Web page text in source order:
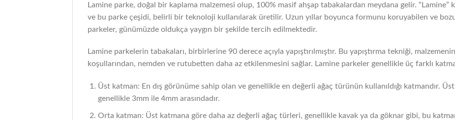
Lamine parke, doğal bir kaplama malzemesi olup, 100% masif ahşap tabakalardan meydana gelir. “Lamine”
ve bu parke çeşidi, belirli bir teknoloji kullanılarak üretilir. Uzun yıllar boyunca formunu koruyabilen ve
parkeler, günümüzde oldukça yaygın bir şekilde tercih edilmektedir.
Lamine parkelerin tabakaları, birbirlerine 90 derece açıyla yapıştırılmıştır. Bu yapıştırma tekniği, malzemenin
koşullarından, nemden ve rutubetten daha az etkilenmesini sağlar. Lamine parkeler genellikle üç farklı
Üst katman: En dış görünüme sahip olan ve genellikle en değerli ağaç türünün kullanıldığı katmandır. Üst
genellikle 3mm ile 4mm arasındadır.
Orta katman: Üst katmana göre daha az değerli ağaç türleri, genellikle kavak ya da göknar gibi, bu